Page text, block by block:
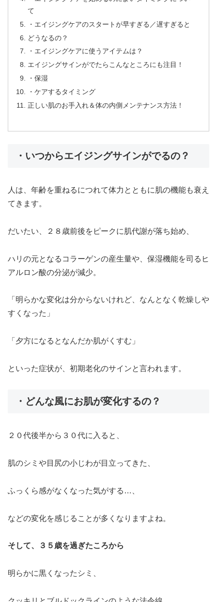
て
・エイジングケアのスタートが早すぎる／遅すぎると
どうなるの？
・エイジングケアに使うアイテムは？
エイジングサインがでたらこんなところにも注目！
・保湿
・ケアするタイミング
正しい肌のお手入れ＆体の内側メンテナンス方法！
・いつからエイジングサインがでるの？
人は、年齢を重ねるにつれて体力とともに肌の機能も衰え
てきます。
だいたい、２８歳前後をピークに肌代謝が落ち始め、
ハリの元となるコラーゲンの産生量や、保湿機能を司るヒ
アルロン酸の分泌が減少。
「明らかな変化は分からないけれど、なんとなく乾燥しや
すくなった」
「夕方になるとなんだか肌がくすむ」
といった症状が、初期老化のサインと言われます。
・どんな風にお肌が変化するの？
２０代後半から３０代に入ると、
肌のシミや目尻の小じわが目立ってきた、
ふっくら感がなくなった気がする…、
などの変化を感じることが多くなりますよね。
そして、３５歳を過ぎたころから
明らかに黒くなったシミ、